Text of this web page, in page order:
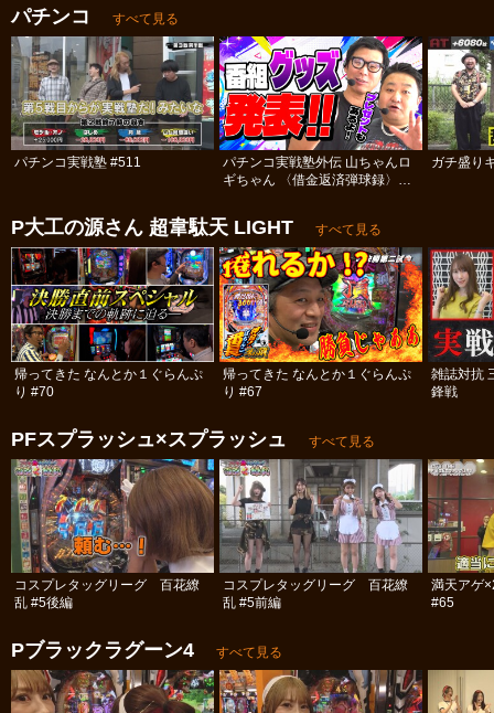
パチンコ すべて見る
パチンコ実戦塾 #511
パチンコ実戦塾外伝 山ちゃんロ
ギちゃん 〈借金返済弾球録〉
ガチ盛り
P大工の源さん 超韋駄天 LIGHT すべて見る
帰ってきた なんとか１ぐらんぷ
り #70
帰ってきた なんとか１ぐらんぷ
り #67
雑誌対抗
鋒戦
PFスプラッシュ×スプラッシュ すべて見る
コスプレタッグリーグ 百花繚
乱 #5後編
コスプレタッグリーグ 百花繚
乱 #5前編
満天アゲ
#65
Pブラックラグーン4 すべて見る